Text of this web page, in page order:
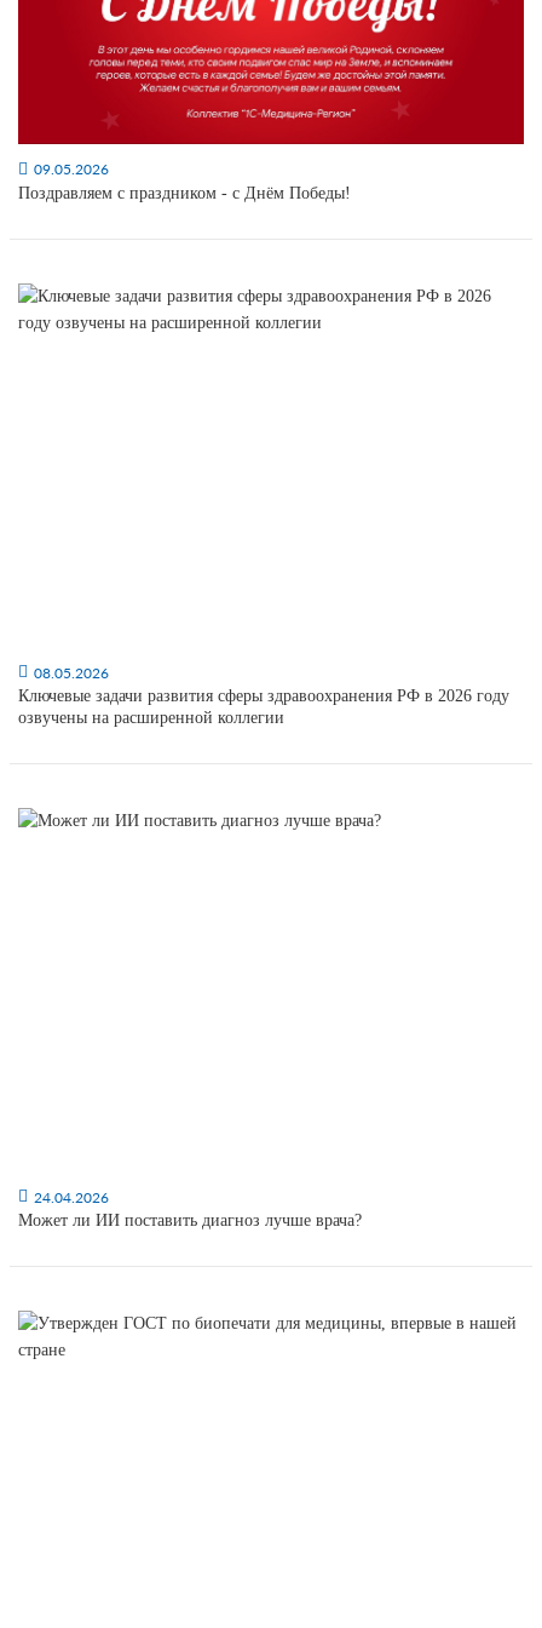
09.05.2026
Поздравляем с праздником - с Днём Победы!
08.05.2026
Ключевые задачи развития сферы здравоохранения РФ в 2026 году
озвучены на расширенной коллегии
24.04.2026
Может ли ИИ поставить диагноз лучше врача?